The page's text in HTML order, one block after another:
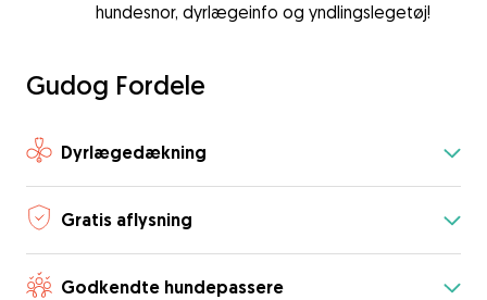
hundesnor, dyrlægeinfo og yndlingslegetøj!
Gudog Fordele
Dyrlægedækning
Gratis aflysning
Godkendte hundepassere